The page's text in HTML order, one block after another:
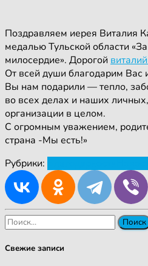
Поздравляем иерея Виталия
медалью Тульской области «За
милосердие». Дорогой
От всей души благодарим Вас
Вы нам подарили — тепло,
во всех делах и наших
организации в целом.
С огромным уважением,
страна -Мы есть!»
Рубрики:
Найти:
Свежие записи